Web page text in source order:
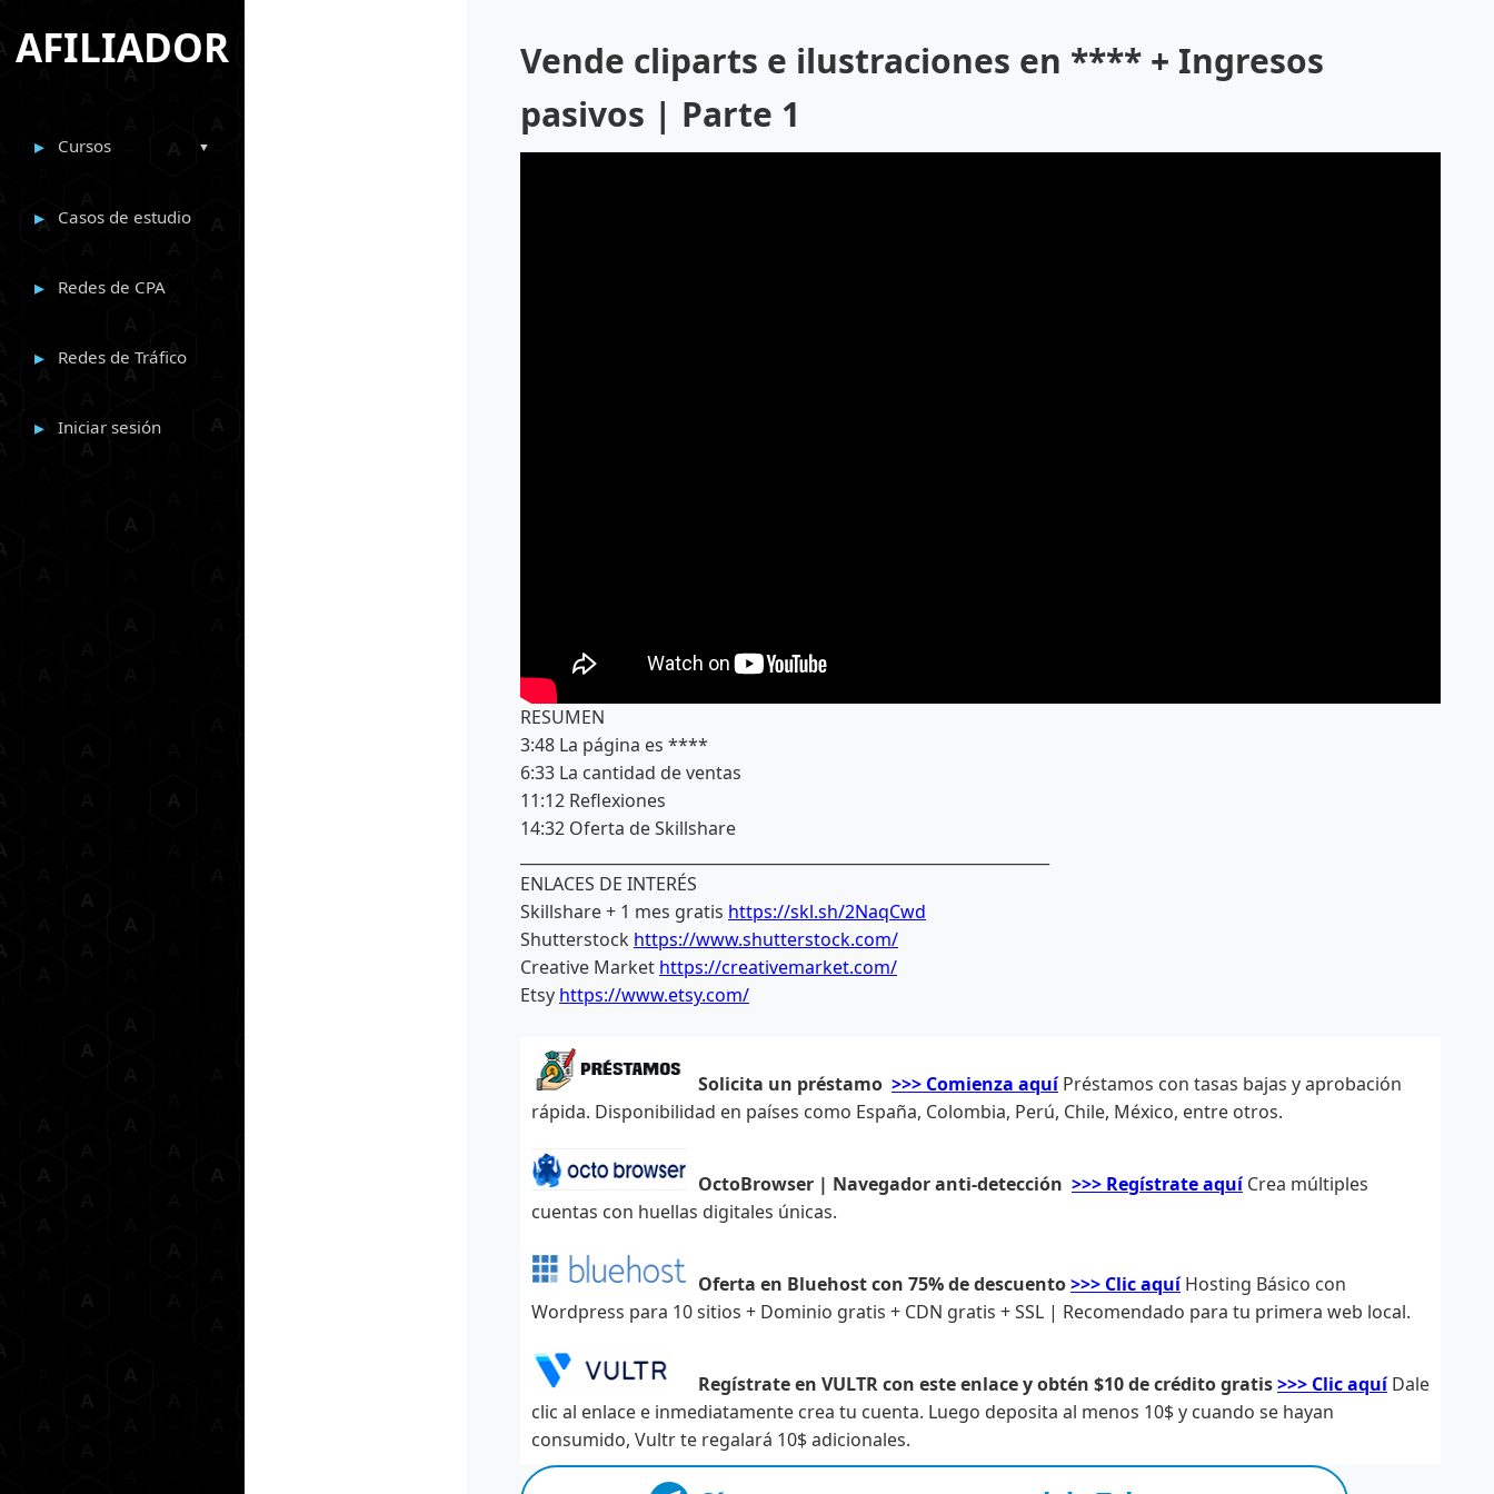
AFILIADOR
Cursos
Casos de estudio
Redes de CPA
Redes de Tráfico
Iniciar sesión
Vende cliparts e ilustraciones en **** + Ingresos
pasivos | Parte 1
RESUMEN
3:48 La página es ****
6:33 La cantidad de ventas
11:12 Reflexiones
14:32 Oferta de Skillshare
ENLACES DE INTERÉS
Skillshare + 1 mes gratis https://skl.sh/2NaqCwd
Shutterstock https://www.shutterstock.com/
Creative Market https://creativemarket.com/
Etsy https://www.etsy.com/
Solicita un préstamo >>> Comienza aquíPréstamos con tasas bajas y aprobación
rápida. Disponibilidad en países como España, Colombia, Perú, Chile, México, entre otros.
OctoBrowser | Navegador anti-detección >>> Regístrate aquíCrea múltiples
cuentas con huellas digitales únicas.
Oferta en Bluehost con 75% de descuento>>> Clic aquíHosting Básico con
Wordpress para 10 sitios + Dominio gratis + CDN gratis + SSL | Recomendado para tu primera web local.
Regístrate en VULTR con este enlace y obtén $10 de crédito gratis>>> Clic aquíDale
clic al enlace e inmediatamente crea tu cuenta. Luego deposita al menos 10$ y cuando se hayan
consumido, Vultr te regalará 10$ adicionales.